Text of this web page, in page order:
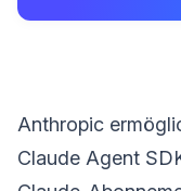
Anthropic
Claude Agent